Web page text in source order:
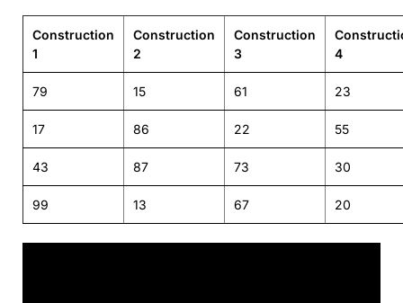
Construction
1
Construction
2
Construction
3
4
79 15 61 23
17 86 22 55
43 87 73 30
99 13 67 20